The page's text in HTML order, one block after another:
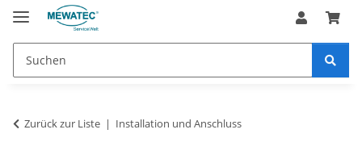
Zurück zur Liste Installation und Anschluss